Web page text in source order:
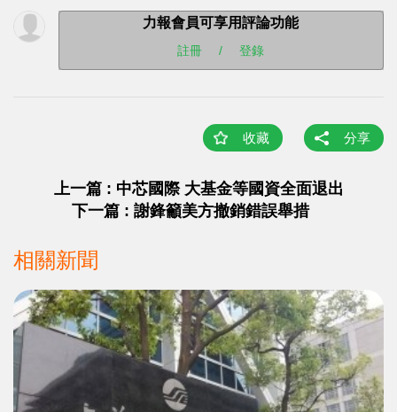
力報會員可享用評論功能
註冊 / 登錄
收藏 分享
上一篇 : 中芯國際 大基金等國資全面退出
下一篇 : 謝鋒籲美方撤銷錯誤舉措
相關新聞